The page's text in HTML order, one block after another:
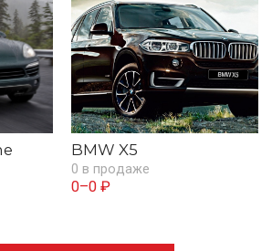
BMW X5
0 в продаже
0–0 ₽